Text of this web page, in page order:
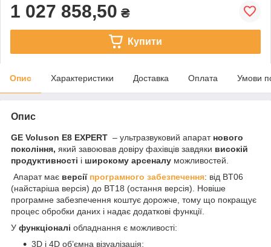
1 027 858,50 ₴
Купити
Опис Характеристики Доставка Оплата Умови
Опис
GE Voluson E8 EXPERT – ультразвуковий апарат нового
покоління, який завоював довіру фахівців завдяки високій
продуктивності і широкому арсеналу можливостей.
Апарат має версії програмного забезпечення: від BT06
(найстаріша версія) до BT18 (остання версія). Новіше
програмне забезпечення коштує дорожче, тому що покращує
процес обробки даних і надає додаткові функції.
У функціоналі обладнання є можливості:
3D і 4D об’ємна візуалізація;